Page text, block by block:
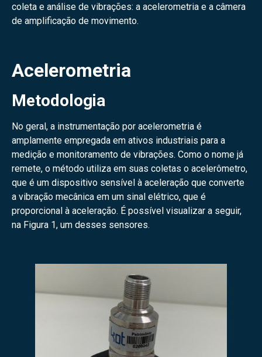
coleta e análise de vibrações: a acelerometria e a câmera
de amplificação de movimento.
Acelerometria
Metodologia
No geral, a instrumentação por acelerometria é
amplamente empregada em ativos industriais para a
medição e monitoramento de vibrações. Como o nome já
remete, o método utiliza em suas coletas o acelerômetro,
que é um dispositivo sensível à aceleração que converte
a vibração mecânica em um sinal elétrico, que é
proporcional à aceleração. É possível visualizar a seguir,
na Figura 1, um desses sensores.